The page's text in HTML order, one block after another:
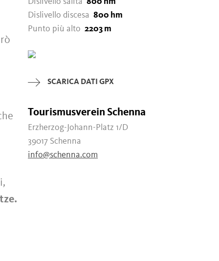
Dislivello discesa 800 hm
Punto più alto 2203 m
SCARICA DATI GPX
Tourismusverein Schenna
Erzherzog-Johann-Platz 1/D
39017 Schenna
info@schenna.com